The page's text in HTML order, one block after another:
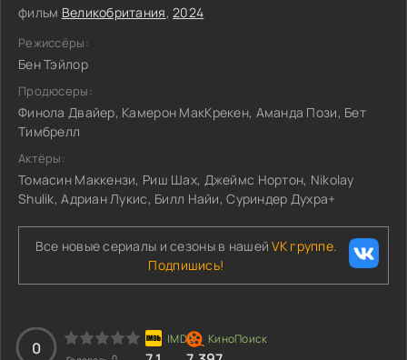
фильм Великобритания,2024
Режиссёры:
Бен Тэйлор
Продюсеры:
Финола Двайер, Камерон МакКрекен, Аманда Пози, Бет
Тимбрелл
Актёры:
Томасин Маккензи, Риш Шах, Джеймс Нортон, Nikolay
Shulik, Адриан Лукис, Билл Найи, Суриндер Духра+
Все новые сериалы и сезоны в нашейVK группе.
Подпишись!
0